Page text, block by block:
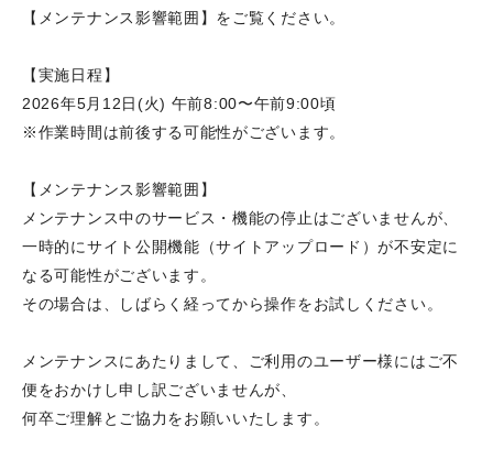
【メンテナンス影響範囲】をご覧ください。
【実施日程】
2026年5月12日(火) 午前8:00〜午前9:00頃
※作業時間は前後する可能性がございます。
【メンテナンス影響範囲】
メンテナンス中のサービス・機能の停止はございませんが、
一時的にサイト公開機能（サイトアップロード）が不安定に
なる可能性がございます。
その場合は、しばらく経ってから操作をお試しください。
メンテナンスにあたりまして、ご利用のユーザー様にはご不
便をおかけし申し訳ございませんが、
何卒ご理解とご協力をお願いいたします。